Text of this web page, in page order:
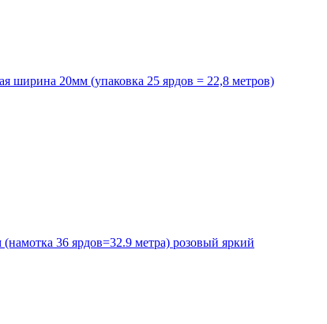
ширина 20мм (упаковка 25 ярдов = 22,8 метров)
36 ярдов=32.9 метра) розовый яркий